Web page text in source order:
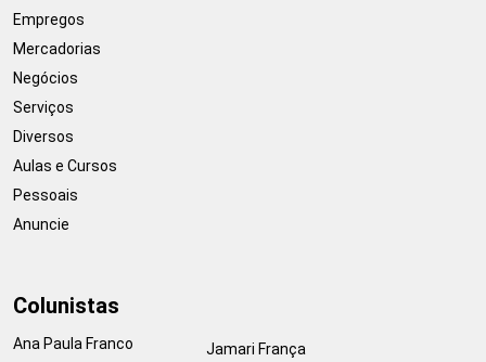
Empregos
Mercadorias
Negócios
Serviços
Diversos
Aulas e Cursos
Pessoais
Anuncie
Colunistas
Ana Paula Franco
Jamari França